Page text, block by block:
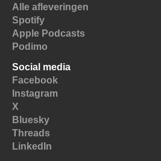
Alle afleveringen
Spotify
Apple Podcasts
Podimo
Social media
Facebook
Instagram
X
Bluesky
Threads
LinkedIn